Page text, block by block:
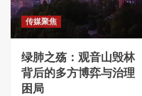
传媒聚焦
绿肺之殇：观音山毁林
背后的多方博弈与治理
困局